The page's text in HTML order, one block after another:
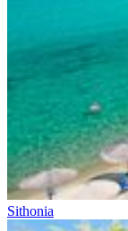
Sithonia